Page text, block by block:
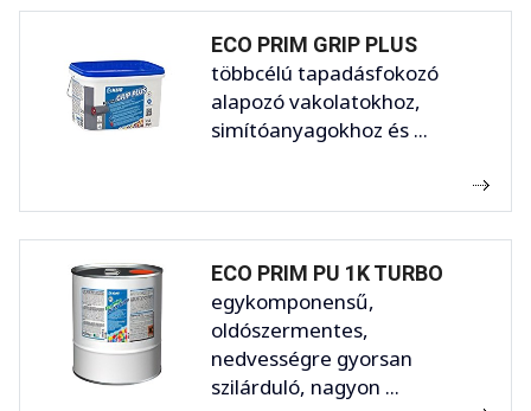
ECO PRIM GRIP PLUS
többcélú tapadásfokozó
alapozó vakolatokhoz,
simítóanyagokhoz és ...
ECO PRIM PU 1K TURBO
egykomponensű,
oldószermentes,
nedvességre gyorsan
szilárduló, nagyon ...